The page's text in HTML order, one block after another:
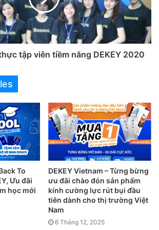
thể kết thúc sớm nếu hết số lượng.
hàng online và chỉ giao tại cửa hàng
Hoàng Văn Thụ, Tp. Nha Trang, không
các chương trình khuyến mãi hoặc
giá khác
dòng phụ kiện trên đều được thiết kế tinh
lượng ổn định.
tập viên tiềm năng DEKEY 2020
To
Ưu đãi
học mới
DEKEY Vietnam – Từng bừng
ưu đãi chào đón sản phẩm
kính cường lực rút bụi đầu
tiên dành cho thị trường Việt
Nam
6 Tháng 12, 2025